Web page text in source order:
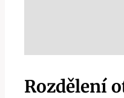
Rozdělení